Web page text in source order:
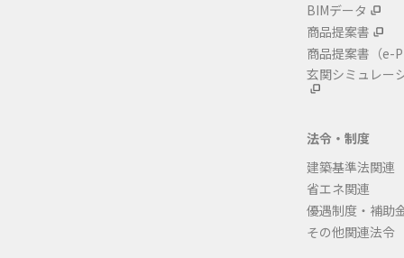
BIMデータ
商品提案書
商品提案書 （
玄関シミュレー
法令・制度
建築基準法関連
省エネ関連
優遇制度・補助
その他関連法令